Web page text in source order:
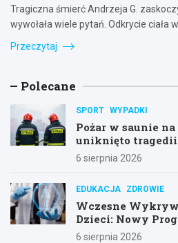
Tragiczna śmierć Andrzeja G.
wywołała wiele pytań. Odkrycie ciała
Przeczytaj
Polecane
SPORT WYPADKI
Pożar w saunie
uniknięto
6 sierpnia 2026
EDUKACJA ZDROWIE
Wczesne
Dzieci: Nowy
Poznańskim
6 sierpnia 2026